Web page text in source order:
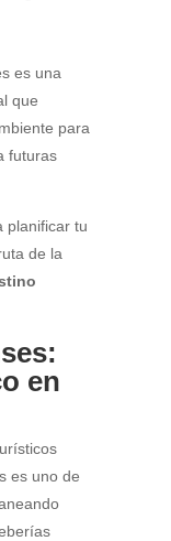
es una
que
para
futuras
planificar tu
de la
en
es uno de